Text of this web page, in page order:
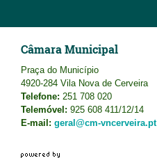
Câmara Municipal
Praça do Município
4920-284 Vila Nova de Cerveira
Telefone: 251 708 020
Telemóvel: 925 608 411/12/14
E-mail: geral@cm-vncerveira.pt